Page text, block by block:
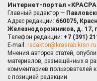
Интернет-портал
Главный редактор —
Адрес редакции: 660075,
Железнодорожников, д. 17,
Телефон редакции: +7 (391)
E-mail: redaktor@krasrab.krsn.ru
Мнения авторов статей,
материалов, размещённых в
комментариев пользователей
с позицией редакции.